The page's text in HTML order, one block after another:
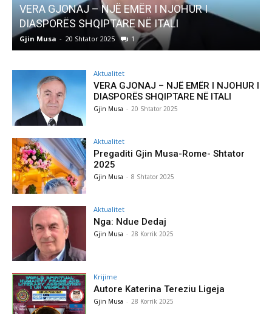
AKTUALITET
Pregaditi Gjin Musa-Rome- Shtator 2025
Gjin Musa - 8 Shtator 2025
Aktualitet
VERA GJONAJ – NJË EMËR I NJOHUR I
DIASPORËS SHQIPTARE NË ITALI
Gjin Musa - 20 Shtator 2025
Aktualitet
Pregaditi Gjin Musa-Rome- Shtator
2025
Gjin Musa - 8 Shtator 2025
Aktualitet
Nga: Ndue Dedaj
Gjin Musa - 28 Korrik 2025
Krijime
Autore Katerina Tereziu Ligeja
Gjin Musa - 28 Korrik 2025